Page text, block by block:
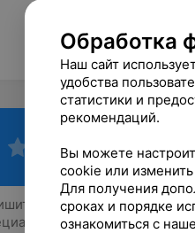
Обработка
Наш сайт
удобства
статистики и
рекомендаций.
Вы можете
cookie или
Для получения
сроках и порядке
ознакомиться с